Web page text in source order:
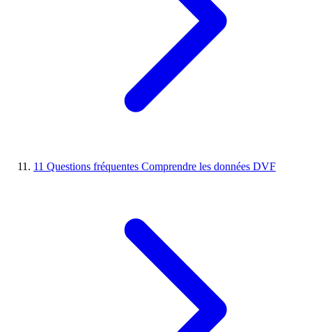
11 Questions fréquentes Comprendre les données DVF